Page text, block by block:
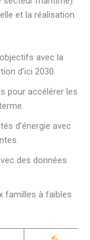
et la réalisation
avec la
d’ici 2030.
pour accélérer les
d’énergie avec
des données
familles à faibles